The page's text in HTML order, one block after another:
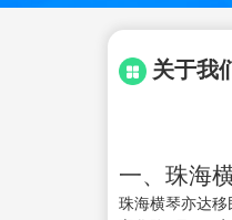
关于我
一、珠海
珠海横琴亦达